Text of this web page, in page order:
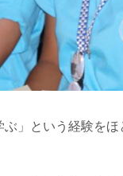
」という経験を